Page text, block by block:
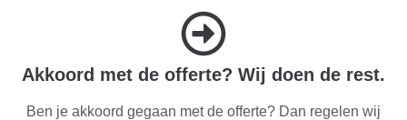
Akkoord met de offerte? Wij doen de rest.
Ben je akkoord gegaan met de offerte? Dan regelen wij